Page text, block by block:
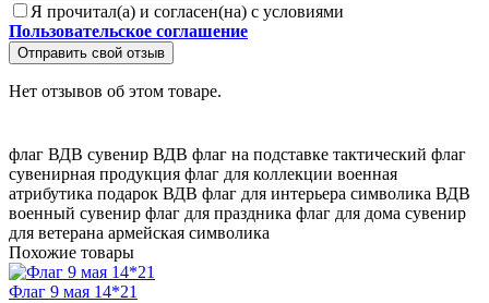
Я прочитал(а) и согласен(на) с условиями
Пользовательское соглашение
Отправить свой отзыв
Нет отзывов об этом товаре.
флаг ВДВ сувенир ВДВ флаг на подставке тактический флаг
сувенирная продукция флаг для коллекции военная
атрибутика подарок ВДВ флаг для интерьера символика ВДВ
военный сувенир флаг для праздника флаг для дома сувенир
для ветерана армейская символика
Похожие товары
Флаг 9 мая 14*21